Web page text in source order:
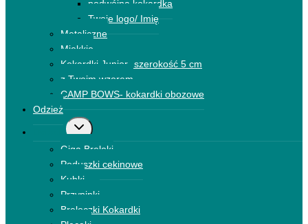
podwójna kokardka
Twoje logo/ Imię
Metaliczne
Miękkie
Kokardki Junior- szerokość 5 cm
z Twoim wzorem
CAMP BOWS- kokardki obozowe
Odzież
Przełącz
Giga Breloki
Poduszki cekinowe
Kubki
Przypinki
Breloczki Kokardki